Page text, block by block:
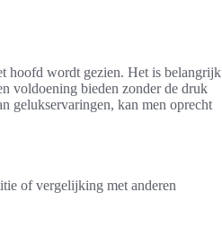
hoofd wordt gezien. Het is belangrijk
voldoening bieden zonder de druk
gelukservaringen, kan men oprecht
of vergelijking met anderen